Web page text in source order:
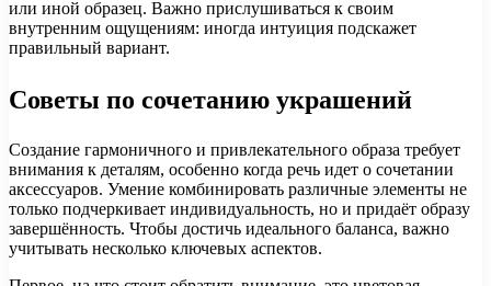
или иной образец. Важно прислушиваться к своим
внутренним ощущениям: иногда интуиция подскажет
правильный вариант.
Советы по сочетанию украшений
Создание гармоничного и привлекательного образа требует
внимания к деталям, особенно когда речь идет о сочетании
аксессуаров. Умение комбинировать различные элементы не
только подчеркивает индивидуальность, но и придаёт образу
завершённость. Чтобы достичь идеального баланса, важно
учитывать несколько ключевых аспектов.